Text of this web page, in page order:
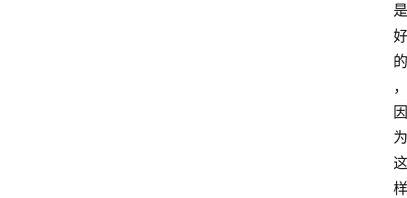
是
好
的
，
因
为
这
样